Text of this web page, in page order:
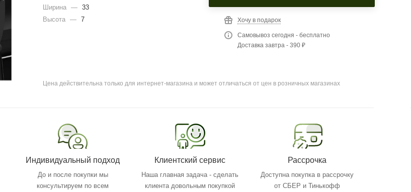
Ширина — 33
Высота — 7 Хочу в подарок
Самовывоз сегодня - бесплатно
Доставка завтра - 390 ₽
Цена действительна только для интернет-магазина и может отличаться от цен в розничных магазинах
Индивидуальный подход
До и после покупки мы
консультируем по всем
Клиентский сервис
Наша главная задача - сделать
клиента довольным покупкой
Рассрочка
Доступна покупка в рассрочку
от СБЕР и Тинькофф